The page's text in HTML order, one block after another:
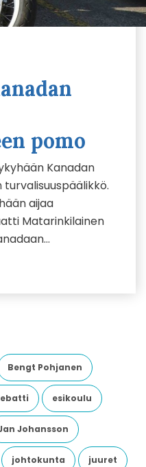
pomo
Kanadan
aijaa
Matarinkilainen
Bengt Pohjanen
esikoulu
Johansson
johtokunta juuret